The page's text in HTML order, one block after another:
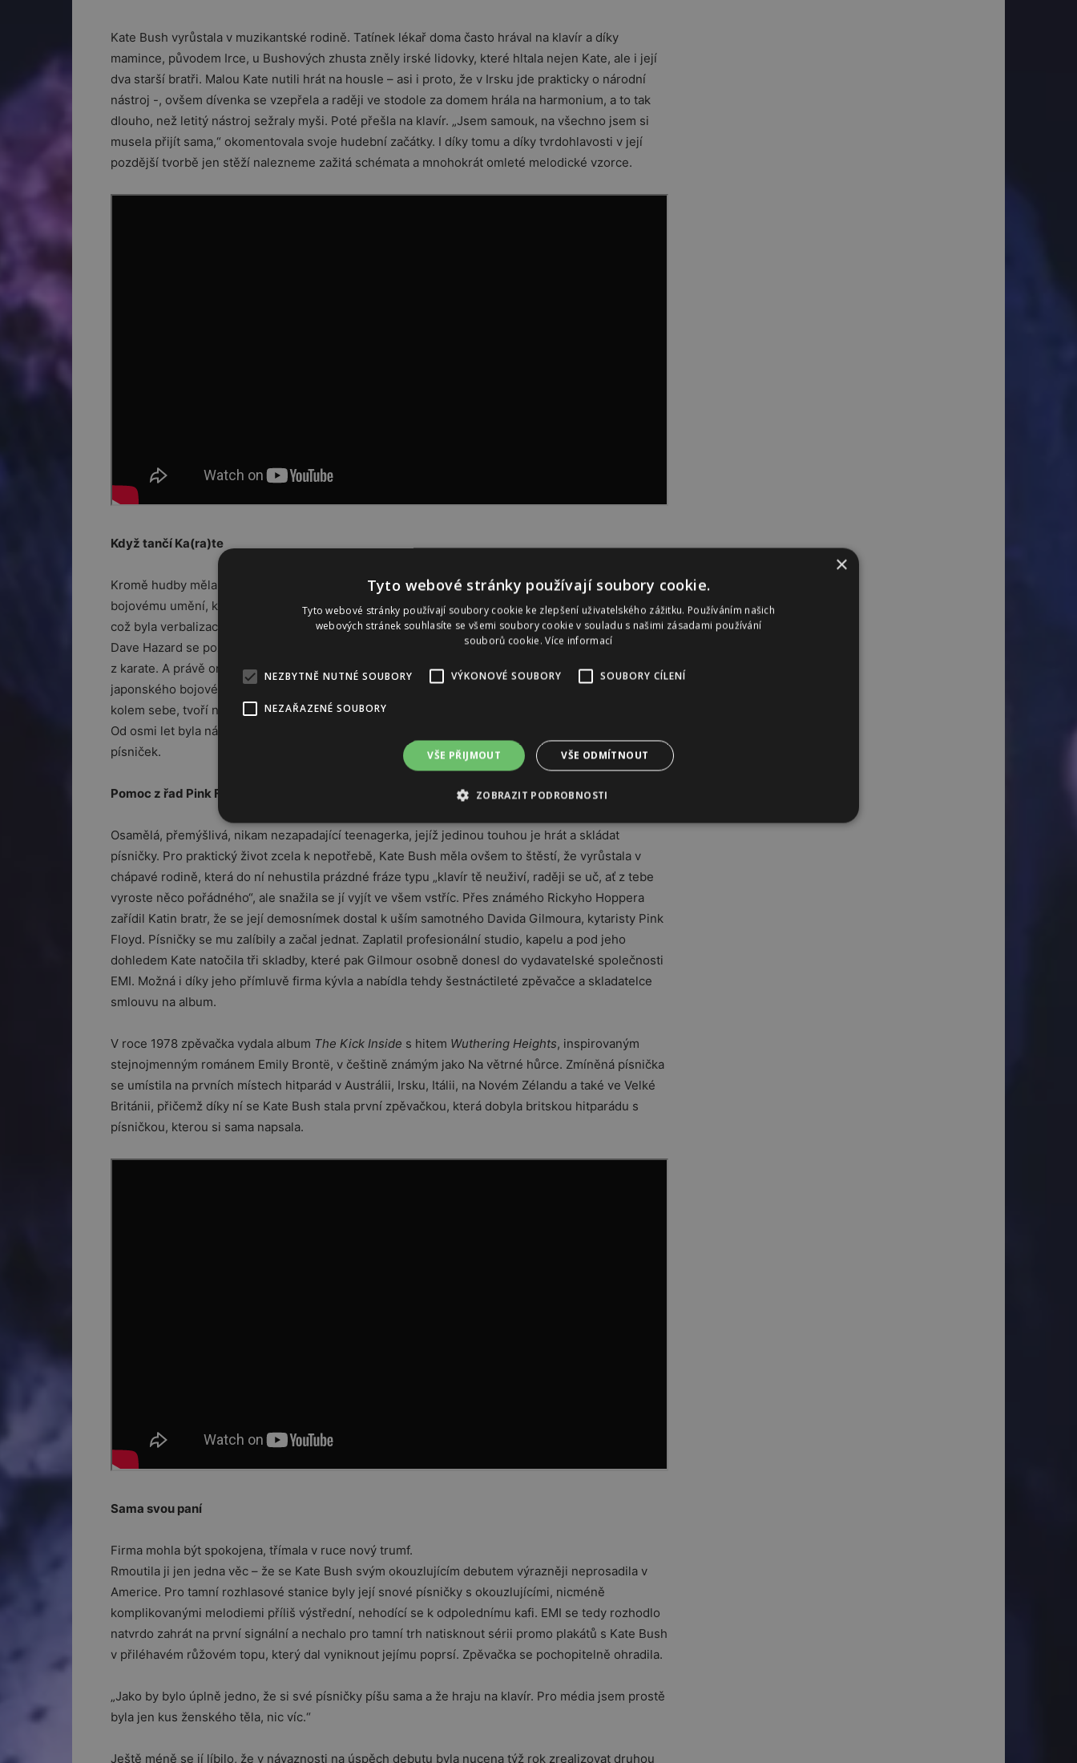
Kate Bush vyrůstala v muzikantské rodině. Tatínek lékař doma často hrával na klavír a díky
mamince, původem Irce, u Bushových zhusta zněly irské lidovky, které hltala nejen Kate, ale i její
dva starší bratři. Malou Kate nutili hrát na housle – asi i proto, že v Irsku jde prakticky o národní
nástroj -, ovšem dívenka se vzepřela a raději ve stodole za domem hrála na harmonium, a to tak
dlouho, než letitý nástroj sežraly myši. Poté přešla na klavír. „Jsem samouk, na všechno jsem si
musela přijít sama,“ okomentovala svoje hudební začátky. I díky tomu a díky tvrdohlavosti v její
pozdější tvorbě jen stěží nalezneme zažitá schémata a mnohokrát omleté melodické vzorce.
Když tančí Ka(ra)te
Kromě hudby měla Kate Bush v mládí ještě jeden poměrně kuriózní koníček. Věnovala se
bojovému umění, konkrétně karate. V oddíle, kam docházela, byla známá pod přezdívkou „Ee-ee“,
což byla verbalizace jejího pokřiku při nacvičování jednotlivých chvatů. Jeden z jejích trenérů
Dave Hazard se později nechal slyšet, že její taneční pohyby při zpívání vycházejí do značné míry
z karate. A právě ono zdánlivě neslučitelné spojení přesnosti a dokonalé promyšlenosti
japonského bojového umění s rozvolněně nespoutaným přístupem nejen k muzice, ale i světu
kolem sebe, tvoří největší kouzlo tvorby Kate Bush.
Od osmi let byla náruživou čtenářkou, a když jí bylo jedenáct, pustila se do skládání prvních
písniček.
Pomoc z řad Pink Floyd
Osamělá, přemýšlivá, nikam nezapadající teenagerka, jejíž jedinou touhou je hrát a skládat
písničky. Pro praktický život zcela k nepotřebě, Kate Bush měla ovšem to štěstí, že vyrůstala v
chápavé rodině, která do ní nehustila prázdné fráze typu „klavír tě neuživí, raději se uč, ať z tebe
vyroste něco pořádného“, ale snažila se jí vyjít ve všem vstříc. Přes známého Rickyho Hoppera
zařídil Katin bratr, že se její demosnímek dostal k uším samotného Davida Gilmoura, kytaristy Pink
Floyd. Písničky se mu zalíbily a začal jednat. Zaplatil profesionální studio, kapelu a pod jeho
dohledem Kate natočila tři skladby, které pak Gilmour osobně donesl do vydavatelské společnosti
EMI. Možná i díky jeho přímluvě firma kývla a nabídla tehdy šestnáctileté zpěvačce a skladatelce
smlouvu na album.
V roce 1978 zpěvačka vydala album The Kick Inside s hitem Wuthering Heights, inspirovaným
stejnojmenným románem Emily Brontë, v češtině známým jako Na větrné hůrce. Zmíněná písnička
se umístila na prvních místech hitparád v Austrálii, Irsku, Itálii, na Novém Zélandu a také ve Velké
Británii, přičemž díky ní se Kate Bush stala první zpěvačkou, která dobyla britskou hitparádu s
písničkou, kterou si sama napsala.
Sama svou paní
Firma mohla být spokojena, třímala v ruce nový trumf.
Rmoutila ji jen jedna věc – že se Kate Bush svým okouzlujícím debutem výrazněji neprosadila v
Americe. Pro tamní rozhlasové stanice byly její snové písničky s okouzlujícími, nicméně
komplikovanými melodiemi příliš výstřední, nehodící se k odpolednímu kafi. EMI se tedy rozhodlo
natvrdo zahrát na první signální a nechalo pro tamní trh natisknout sérii promo plakátů s Kate Bush
v přiléhavém růžovém topu, který dal vyniknout jejímu poprsí. Zpěvačka se pochopitelně ohradila.
„Jako by bylo úplně jedno, že si své písničky píšu sama a že hraju na klavír. Pro média jsem prostě
byla jen kus ženského těla, nic víc.“
Ještě méně se jí líbilo, že v návaznosti na úspěch debutu byla nucena týž rok zrealizovat druhou
×
Tyto webové stránky používají soubory cookie.
Tyto webové stránky používají soubory cookie ke zlepšení uživatelského zážitku. Používáním našich
webových stránek souhlasíte se všemi soubory cookie v souladu s našimi zásadami používání
souborů cookie.Více informací
NEZBYTNĚ NUTNÉ SOUBORY VÝKONOVÉ SOUBORY SOUBORY CÍLENÍ
NEZAŘAZENÉ SOUBORY
VŠE PŘIJMOUT VŠE ODMÍTNOUT
ZOBRAZIT PODROBNOSTI